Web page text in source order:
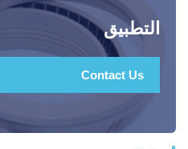
التطبيق
Contact Us